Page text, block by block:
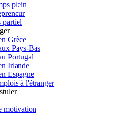
plein
partiel
Grèce
Pays-Bas
Portugal
Irlande
Espagne
à l'étranger
motivation